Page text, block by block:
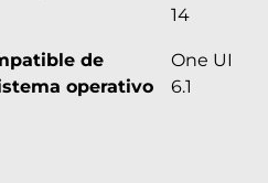
14
de
operativo
One UI
6.1